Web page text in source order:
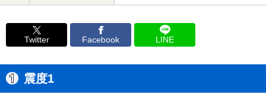
Twitter Facebook LINE
震度1